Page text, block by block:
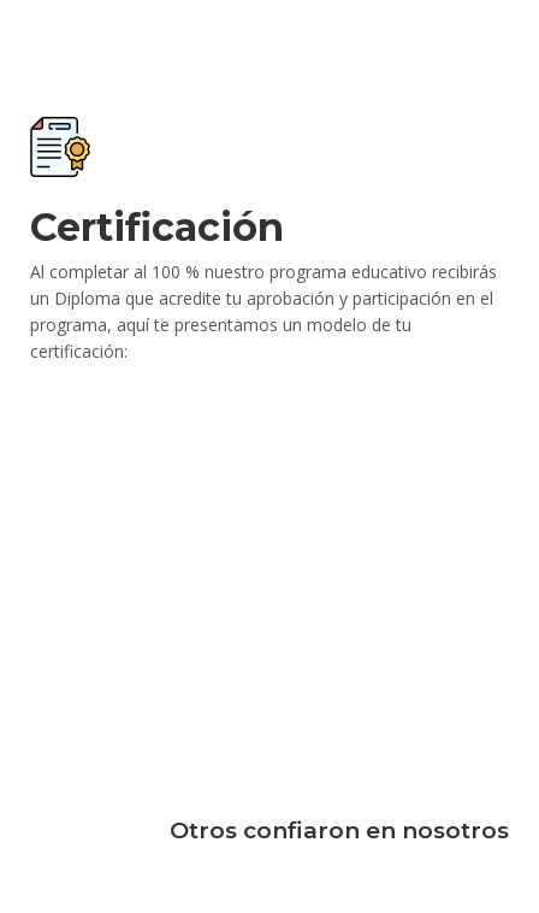
Certificación
Al completar al 100 % nuestro programa educativo recibirás
un Diploma que acredite tu aprobación y participación en el
programa, aquí te presentamos un modelo de tu
certificación:
Otros confiaron en nosotros